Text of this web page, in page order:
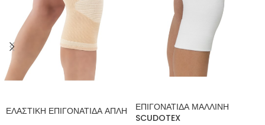
ΕΛΑΣΤΙΚΗ ΕΠΙΓΟΝΑΤΙΔΑ ΑΠΛΗ
ΕΠΙΓΟΝΑΤΙΔΑ ΜΑΛΛΙΝΗ
SCUDOTEX